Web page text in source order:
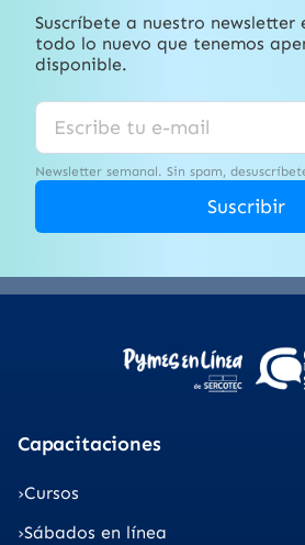
Suscríbete a nuestro
todo lo nuevo que tenemos
disponible.
Newsletter semanal. Sin spam,
Suscribir
Capacitaciones
Cursos
Sábados en línea